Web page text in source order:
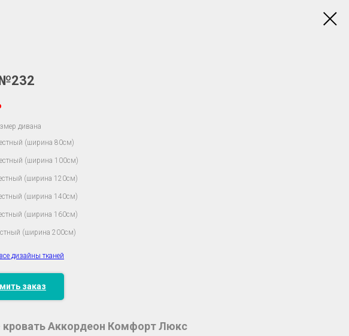
дивана
(ширина 80см)
(ширина 100см)
(ширина 120см)
(ширина 140см)
(ширина 160см)
(ширина 200см)
дизайны тканей
заказ
кровать Аккордеон Комфорт Люкс